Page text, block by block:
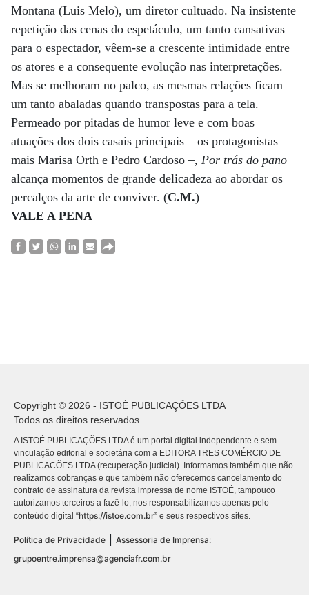
Montana (Luis Melo), um diretor cultuado. Na insistente
repetição das cenas do espetáculo, um tanto cansativas
para o espectador, vêem-se a crescente intimidade entre
os atores e a consequente evolução nas interpretações.
Mas se melhoram no palco, as mesmas relações ficam
um tanto abaladas quando transpostas para a tela.
Permeado por pitadas de humor leve e com boas
atuações dos dois casais principais – os protagonistas
mais Marisa Orth e Pedro Cardoso –, Por trás do pano
alcança momentos de grande delicadeza ao abordar os
percalços da arte de conviver. (C.M.)
VALE A PENA
Copyright © 2026 - ISTOÉ PUBLICAÇÕES LTDA
Todos os direitos reservados.
A ISTOÉ PUBLICAÇÕES LTDA é um portal digital independente e sem
vinculação editorial e societária com a EDITORA TRES COMÉRCIO DE
PUBLICACÕES LTDA (recuperação judicial). Informamos também que não
realizamos cobranças e que também não oferecemos cancelamento do
contrato de assinatura da revista impressa de nome ISTOÉ, tampouco
autorizamos terceiros a fazê-lo, nos responsabilizamos apenas pelo
conteúdo digital “https://istoe.com.br” e seus respectivos sites.
Política de Privacidade
Assessoria de Imprensa:
grupoentre.imprensa@agenciafr.com.br